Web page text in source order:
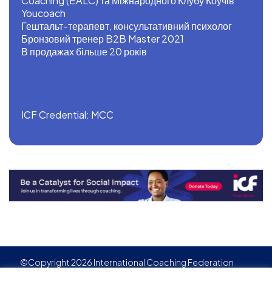
Youcoach
Гештальт-терапевт, консультативний психолог
Бронзовий тренер B2B Master 2021
В продажах більше 20 років
ICF Credential: MCC
©Copyright 2026 International Coaching Federation